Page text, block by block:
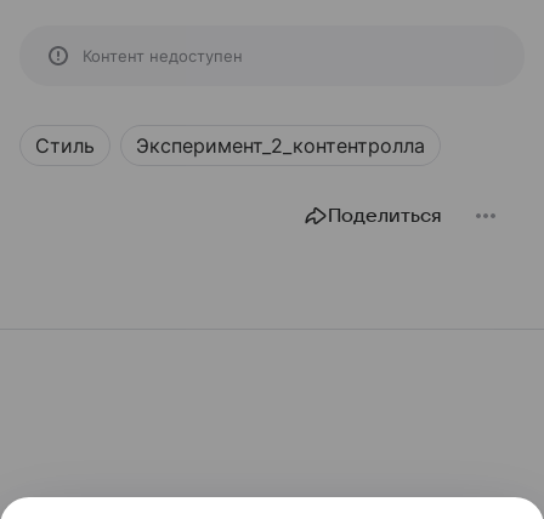
Контент недоступен
Стиль Эксперимент_2_контентролла
Поделиться